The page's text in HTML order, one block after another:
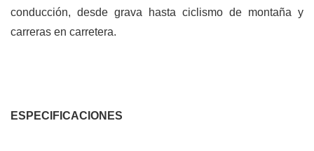
conducción, desde grava hasta ciclismo de montaña y
carreras en carretera.
ESPECIFICACIONES